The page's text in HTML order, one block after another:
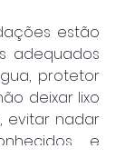
estão
adequados
protetor
deixar lixo
evitar nadar
e